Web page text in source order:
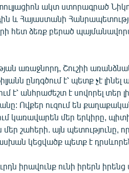
ակտ ստորագրած
և Հայաստանի
հետ ձեռք բերած
առաջնորդ, Շուշիի
ընդգծում է՝ պետք չէ
է՝ անհրաժեշտ է սովորել տեր
Ովքեր ուզում են
կառավարեն մեր երկիրը,
մեր շահերի. այն պետությունը,
կեցվածք պետք է
իրավունք ունի իրերն իրենց